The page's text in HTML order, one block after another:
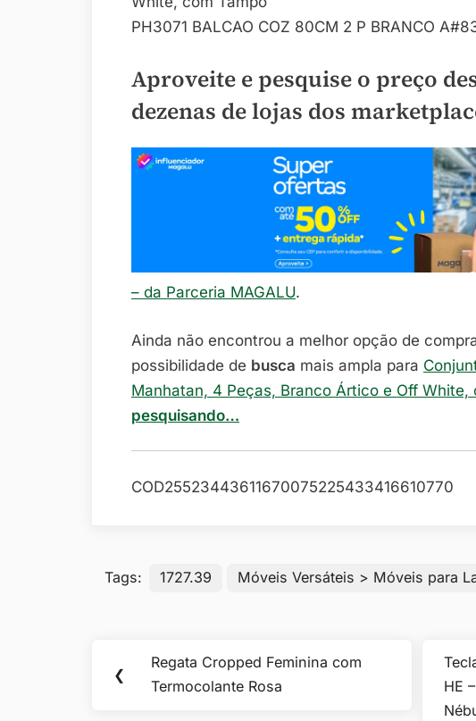
PH3071 BALCAO COZ 80CM 2 P BRANCO
Aproveite e pesquise o preço
dezenas de lojas dos
– da Parceria MAGALU.
Ainda não encontrou a melhor opção de
possibilidade de busca mais ampla para
Manhatan, 4 Peças, Branco Ártico e Off
pesquisando…
COD25523443611670075225433416610770
Tags: 1727.39 Móveis Versáteis > Móveis para
Navegação
de
❮
Previous
Post:
Regata Cropped Feminina com
Termocolante Rosa
HE